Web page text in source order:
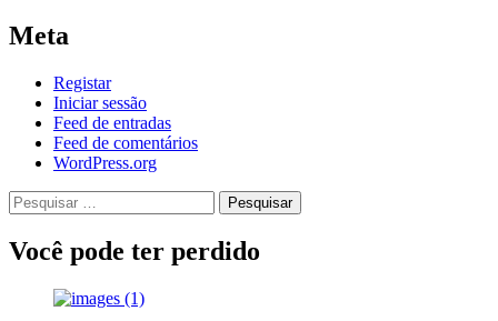
Meta
Registar
Iniciar sessão
Feed de entradas
Feed de comentários
WordPress.org
Pesquisar
por:
Você pode ter perdido